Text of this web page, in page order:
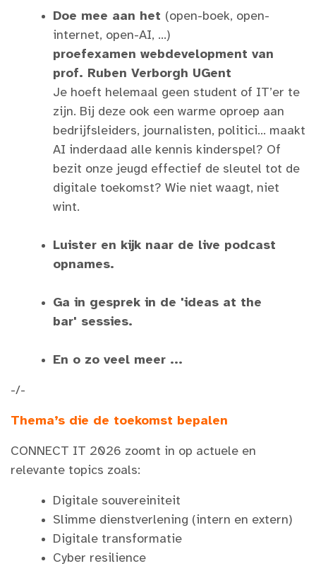
Doe mee aan het (open-boek, open-
internet, open-AI, ...)
proefexamen webdevelopment van
prof. Ruben Verborgh UGent
Je hoeft helemaal geen student of IT’er te
zijn. Bij deze ook een warme oproep aan
bedrijfsleiders, journalisten, politici… maakt
AI inderdaad alle kennis kinderspel? Of
bezit onze jeugd effectief de sleutel tot de
digitale toekomst? Wie niet waagt, niet
wint.
Luister en kijk naar de live podcast
opnames.
Ga in gesprek in de 'ideas at the
bar' sessies.
En o zo veel meer ...
-/-
Thema’s die de toekomst bepalen
CONNECT IT 2026 zoomt in op actuele en
relevante topics zoals:
Digitale souvereiniteit
Slimme dienstverlening (intern en extern)
Digitale transformatie
Cyber resilience